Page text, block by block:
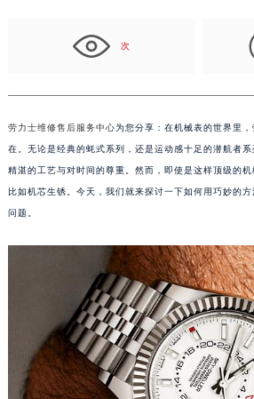
次
劳力士维修售后服务中心为您分享：在机械表的世界里
在。无论是经典的蚝式系列，还是运动感十足的潜航者
精湛的工艺与对时间的尊重。然而，即使是这样顶级的机
比如机芯生锈。今天，我们就来探讨一下如何用巧妙的
问题。